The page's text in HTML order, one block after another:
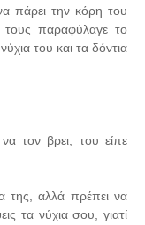
πάρει την κόρη του
παραφύλαγε το
του και τα δόντια
τον βρει, του είπε
της, αλλά πρέπει να
τα νύχια σου, γιατί